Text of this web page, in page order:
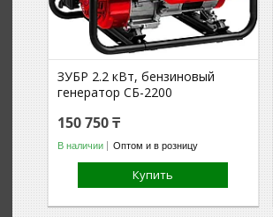
ЗУБР 2.2 кВт, бензиновый
генератор СБ-2200
150 750 ₸
В наличии Оптом и в розницу
Купить